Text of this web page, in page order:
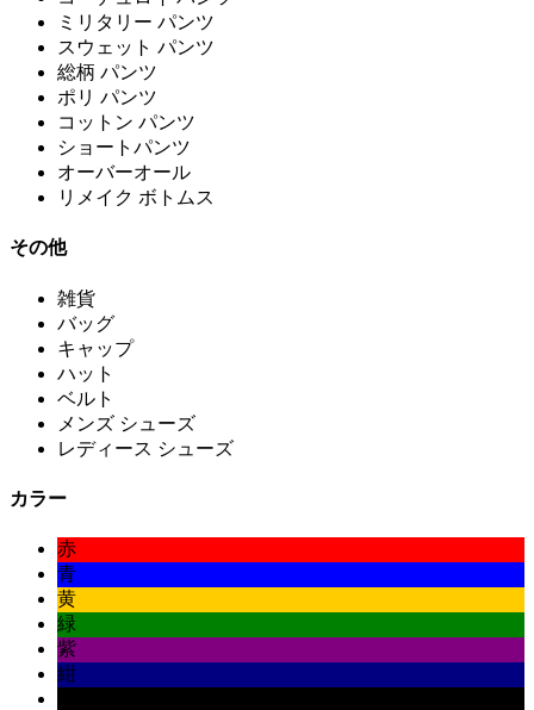
ミリタリー パンツ
スウェット パンツ
総柄 パンツ
ポリ パンツ
コットン パンツ
ショートパンツ
オーバーオール
リメイク ボトムス
その他
雑貨
バッグ
キャップ
ハット
ベルト
メンズ シューズ
レディース シューズ
カラー
赤
青
黄
緑
紫
紺